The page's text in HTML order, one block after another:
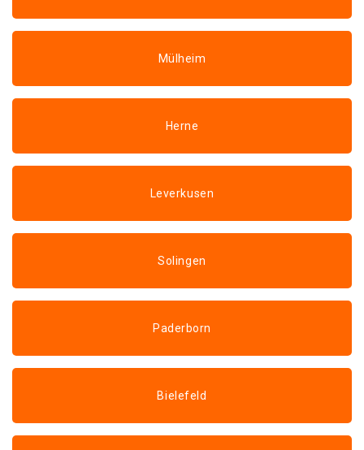
Mülheim
Herne
Leverkusen
Solingen
Paderborn
Bielefeld